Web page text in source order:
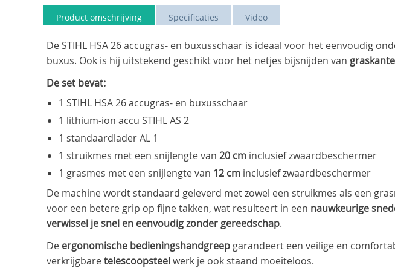
Product omschrijving Specificaties Video
De STIHL HSA 26 accugras- en buxusschaar is ideaal voor het eenvoudig
buxus. Ook is hij uitstekend geschikt voor het netjes bijsnijden van
De set bevat:
1 STIHL HSA 26 accugras- en buxusschaar
1 lithium-ion accu STIHL AS 2
1 standaardlader AL 1
1 struikmes met een snijlengte van 20 cm inclusief zwaardbeschermer
1 grasmes met een snijlengte van 12 cm inclusief zwaardbeschermer
De machine wordt standaard geleverd met zowel een struikmes als een
voor een betere grip op fijne takken, wat resulteert in een nauwkeurige
verwissel je snel en eenvoudig zonder gereedschap.
De ergonomische bedieningshandgreep garandeert een veilige en
verkrijgbaretelescoopsteelwerk je ook staand moeiteloos.